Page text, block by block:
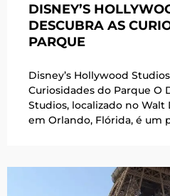
DISNEY’S
DESCUBRA AS
PARQUE
Disney’s Hollywood
Curiosidades do Parque O
Studios, localizado no
em Orlando, Flórida, é um